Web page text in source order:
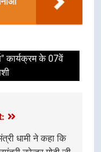
कार्यक्रम के 07वें
धामी ने कहा कि